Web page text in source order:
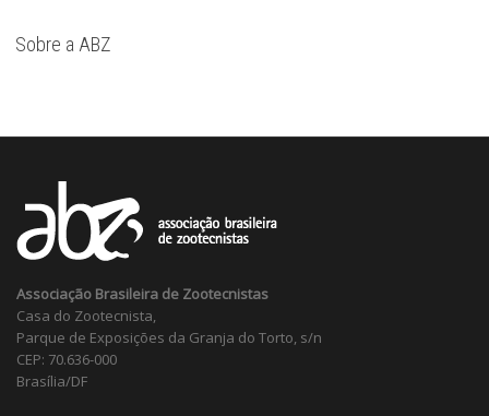
Sobre a ABZ
Associação Brasileira de Zootecnistas
Casa do Zootecnista,
Parque de Exposições da Granja do Torto, s/n
CEP: 70.636-000
Brasília/DF